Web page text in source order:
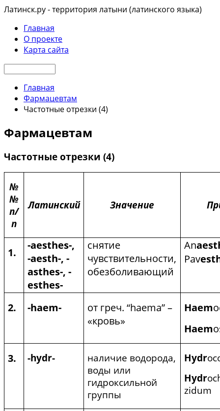
Латинск.ру - территория латыни (латинского языка)
Главная
О проекте
Карта сайта
Главная
Фармацевтам
Частотные отрезки (4)
Фармацевтам
Частотные отрезки (4)
№
№
п/
п
Латинский Значение
1.
-aesthes-,
-aesth-, -
asthes-, -
esthes-
снятие
чувствительности,
обезболивающий
An
Pav
2. -haem- от греч. “haema” –
«кровь»
Haem
Haem
3. -hydr-
наличие водорода,
воды или
гидроксильной
группы
Hydr
Hydr
zidum